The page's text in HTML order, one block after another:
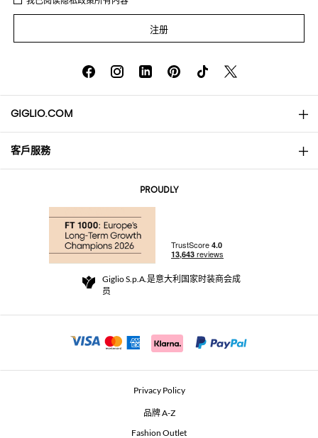
注册
GIGLIO.COM
About
Community Store
Beauty Seekers VIP Club
客戶服務
退货与退款
For a safe shopping experience
Security Communication
PROUDLY
Giglio S.p.A.是意大利国家时装商会成
员
Privacy Policy
品牌 A-Z
Fashion Outlet